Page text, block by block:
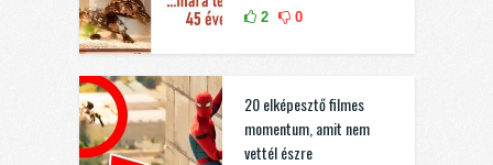
2 0
20 elképesztő filmes
momentum, amit nem
vettél észre